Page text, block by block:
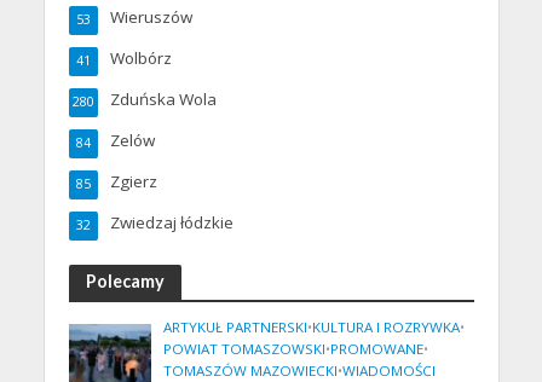
Wieruszów
53
Wolbórz
41
Zduńska Wola
280
Zelów
84
Zgierz
85
Zwiedzaj łódzkie
32
Polecamy
ARTYKUŁ PARTNERSKI•KULTURA I ROZRYWKA•
POWIAT TOMASZOWSKI•PROMOWANE•
TOMASZÓW MAZOWIECKI•WIADOMOŚCI